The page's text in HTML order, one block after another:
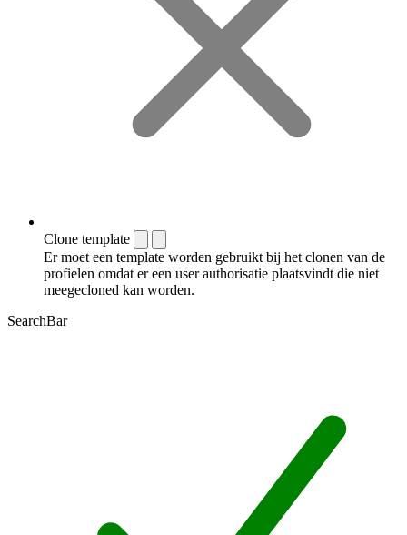
Clone template
Er moet een template worden gebruikt bij het clonen van de
profielen omdat er een user authorisatie plaatsvindt die niet
meegecloned kan worden.
SearchBar